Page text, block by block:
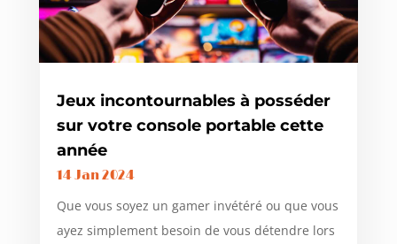
Jeux incontournables à posséder
sur votre console portable cette
année
14 Jan 2024
Que vous soyez un gamer invétéré ou que vous
ayez simplement besoin de vous détendre lors